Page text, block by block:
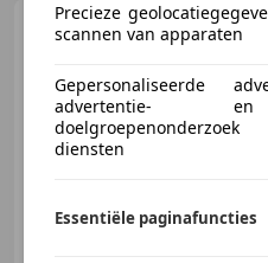
Precieze
scannen van apparaten
Gepersonaliseerde
advertentie- en
diensten
Essentiële paginafuncties